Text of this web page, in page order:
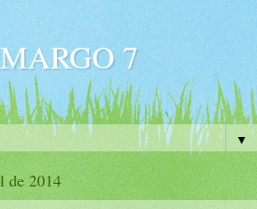
7
▼
de 2014